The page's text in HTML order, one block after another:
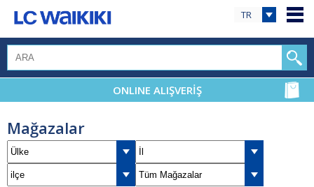
TR
ONLINE ALIŞVERİŞ
Mağazalar